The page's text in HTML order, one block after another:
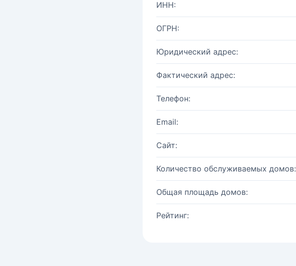
ИНН:
ОГРН:
Юридический адрес:
Фактический адрес:
Телефон:
Email:
Сайт:
Количество обслуживаемых домов:
Общая площадь домов:
Рейтинг: